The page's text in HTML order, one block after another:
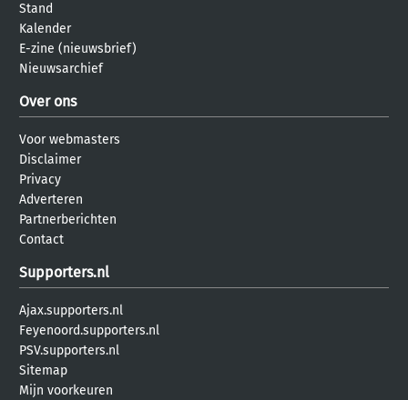
Stand
Kalender
E-zine (nieuwsbrief)
Nieuwsarchief
Over ons
Voor webmasters
Disclaimer
Privacy
Adverteren
Partnerberichten
Contact
Supporters.nl
Ajax.supporters.nl
Feyenoord.supporters.nl
PSV.supporters.nl
Sitemap
Mijn voorkeuren